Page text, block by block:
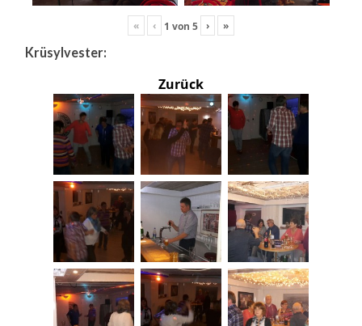
« ‹ 1 von 5 › »
Krüsylvester:
Zurück